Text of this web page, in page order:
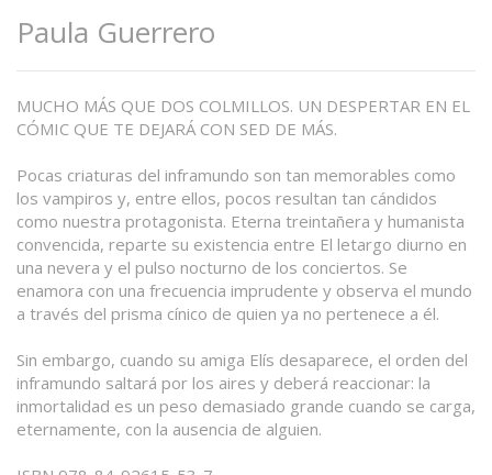
Paula Guerrero
MUCHO MÁS QUE DOS COLMILLOS. UN DESPERTAR EN EL
CÓMIC QUE TE DEJARÁ CON SED DE MÁS.
Pocas criaturas del inframundo son tan memorables como
los vampiros y, entre ellos, pocos resultan tan cándidos
como nuestra protagonista. Eterna treintañera y humanista
convencida, reparte su existencia entre El letargo diurno en
una nevera y el pulso nocturno de los conciertos. Se
enamora con una frecuencia imprudente y observa el mundo
a través del prisma cínico de quien ya no pertenece a él.
Sin embargo, cuando su amiga Elís desaparece, el orden del
inframundo saltará por los aires y deberá reaccionar: la
inmortalidad es un peso demasiado grande cuando se carga,
eternamente, con la ausencia de alguien.